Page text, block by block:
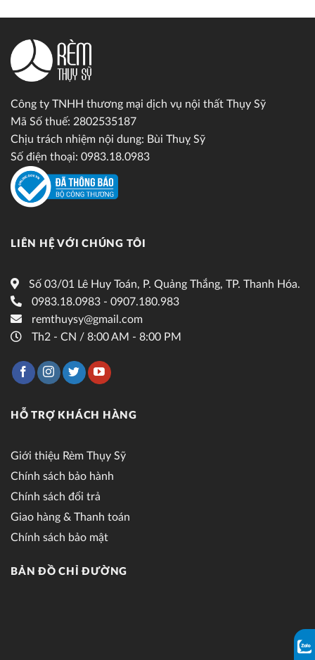
Công ty TNHH thương mại dịch vụ nội thất Thụy Sỹ
Mã Số thuế: 2802535187
Chịu trách nhiệm nội dung: Bùi Thuỵ Sỹ
Số điện thoại: 0983.18.0983
LIÊN HỆ VỚI CHÚNG TÔI
Số 03/01 Lê Huy Toán, P. Quảng Thắng, TP. Thanh Hóa.
0983.18.0983 - 0907.180.983
remthuysy@gmail.com
Th2 - CN / 8:00 AM - 8:00 PM
HỖ TRỢ KHÁCH HÀNG
Giới thiệu Rèm Thụy Sỹ
Chính sách bảo hành
Chính sách đổi trả
Giao hàng & Thanh toán
Chính sách bảo mật
BẢN ĐỒ CHỈ ĐƯỜNG